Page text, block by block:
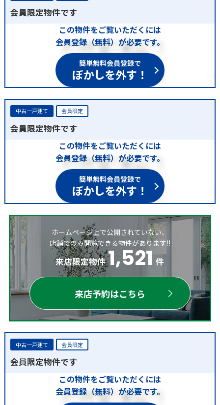
会員限定物件です
この物件をご覧いただくには
会員登録（無料）が必要です。
簡単無料会員登録で
ぼかしを外す！
中古一戸建て 会員限定
会員限定物件です
この物件をご覧いただくには
会員登録（無料）が必要です。
簡単無料会員登録で
ぼかしを外す！
ホームページ上で公開されていない、
店舗でのみ閲覧できる物件があります!!
来店限定物件 1,521 件
来店予約はこちら
中古一戸建て 会員限定
会員限定物件です
この物件をご覧いただくには
会員登録（無料）が必要です。